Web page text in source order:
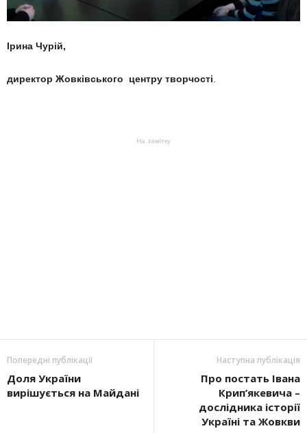
Ірина Чурій,
директор Жовківського центру творчості
На замітку
Попередні публікації
Доля України
вирішується на Майдані
Наступна публікація
Про постать Івана
Крип’якевича –
дослідника історії
Україні та Жовкви